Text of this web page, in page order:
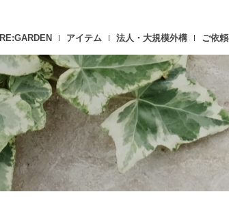
RE:GARDEN アイテム 法人・大規模外構 ご依